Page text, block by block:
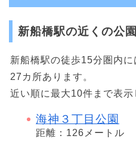
新船橋駅の近くの公園
新船橋駅の徒歩15分圏内
27カ所あります。
近い順に最大10件まで表示
海神３丁目公園
距離：126メートル